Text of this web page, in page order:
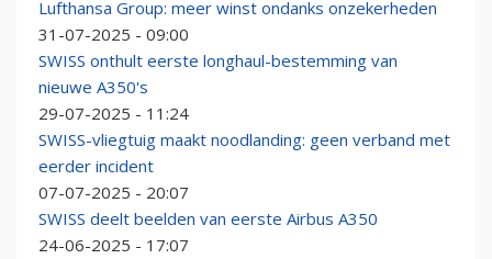
Lufthansa Group: meer winst ondanks onzekerheden
31-07-2025 - 09:00
SWISS onthult eerste longhaul-bestemming van
nieuwe A350's
29-07-2025 - 11:24
SWISS-vliegtuig maakt noodlanding: geen verband met
eerder incident
07-07-2025 - 20:07
SWISS deelt beelden van eerste Airbus A350
24-06-2025 - 17:07